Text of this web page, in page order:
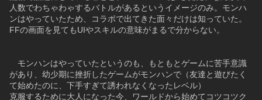
人数でわちゃわゃするバトルがあるというイメージのみ。モンハ
ンはやっていたため、コラボで出てきた面々だけは知っていた。
FFの画面を見てもUIやスキルの意味がまるで分からない。
モンハンはやっていたというのも、もともとゲームに苦手意識
があり、幼少期に挫折したゲームがモンハンで（友達と遊びたく
て始めたのに、下手すぎて誘われなくなったレベル）
克服するために大人になった今、ワールドから始めてコツコツク